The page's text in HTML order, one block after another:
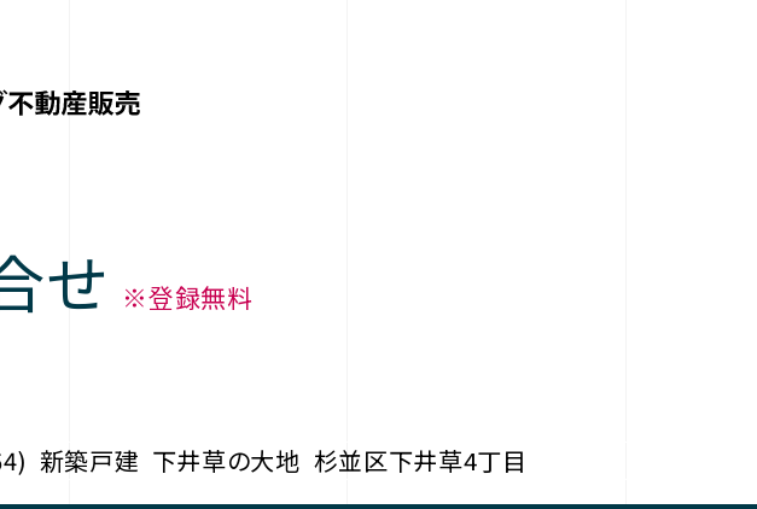
せ ※登録無料
新築戸建 下井草の大地 杉並区下井草4丁目